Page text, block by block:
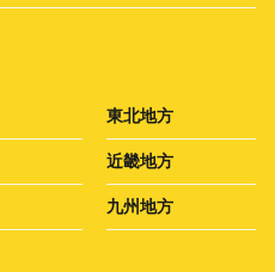
東北地方
近畿地方
九州地方